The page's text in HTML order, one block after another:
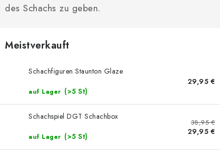
SCHACH-MERCH
SCHACH GESCHENKE
GESCHÄFTSBEDINGUNGEN
KONTAKT
Kontakt FAQ Über uns
Schachblog
des Schachs zu geben.
Meistverkauft
Schachfiguren Staunton Glaze
auf Lager (>5 St)
29,95 €
Schachspiel DGT Schachbox
auf Lager (>5 St)
38,95 €
29,95 €